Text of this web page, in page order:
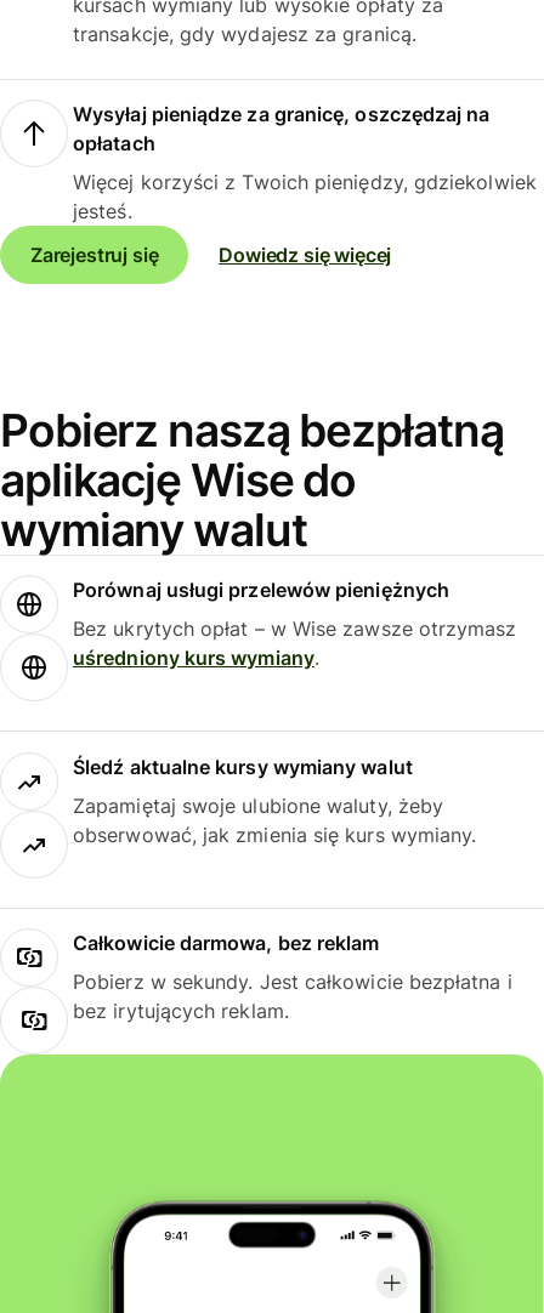
kursach wymiany lub wysokie opłaty za
transakcje, gdy wydajesz za granicą.
Wysyłaj pieniądze za granicę, oszczędzaj na
opłatach
Więcej korzyści z Twoich pieniędzy, gdziekolwiek
jesteś.
Zarejestruj się
Dowiedz się więcej
Pobierz naszą bezpłatną
aplikację Wise do
wymiany walut
Porównaj usługi przelewów pieniężnych
Bez ukrytych opłat – w Wise zawsze otrzymasz
uśredniony kurs wymiany.
Śledź aktualne kursy wymiany walut
Zapamiętaj swoje ulubione waluty, żeby
obserwować, jak zmienia się kurs wymiany.
Całkowicie darmowa, bez reklam
Pobierz w sekundy. Jest całkowicie bezpłatna i
bez irytujących reklam.